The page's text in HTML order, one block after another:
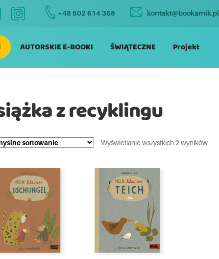
+48 502 614 368 kontakt@bookarnik.pl
AUTORSKIE E-BOOKI ŚWIĄTECZNE Projekt
z recyklingu
Wyświetlanie wszystkich 2 wyników